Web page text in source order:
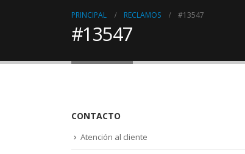
PRINCIPAL RECLAMOS #13547
#13547
CONTACTO
Atención al cliente